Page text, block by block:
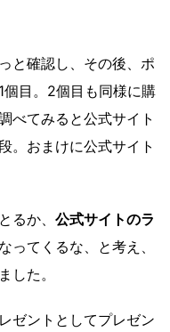
と確認し、その後、ポ
目。2個目も同様に購
べてみると公式サイト
。おまけに公式サイト
るか、 公式サイトのラ
ってくるな、と考え、
した。
ゼントとしてプレゼン